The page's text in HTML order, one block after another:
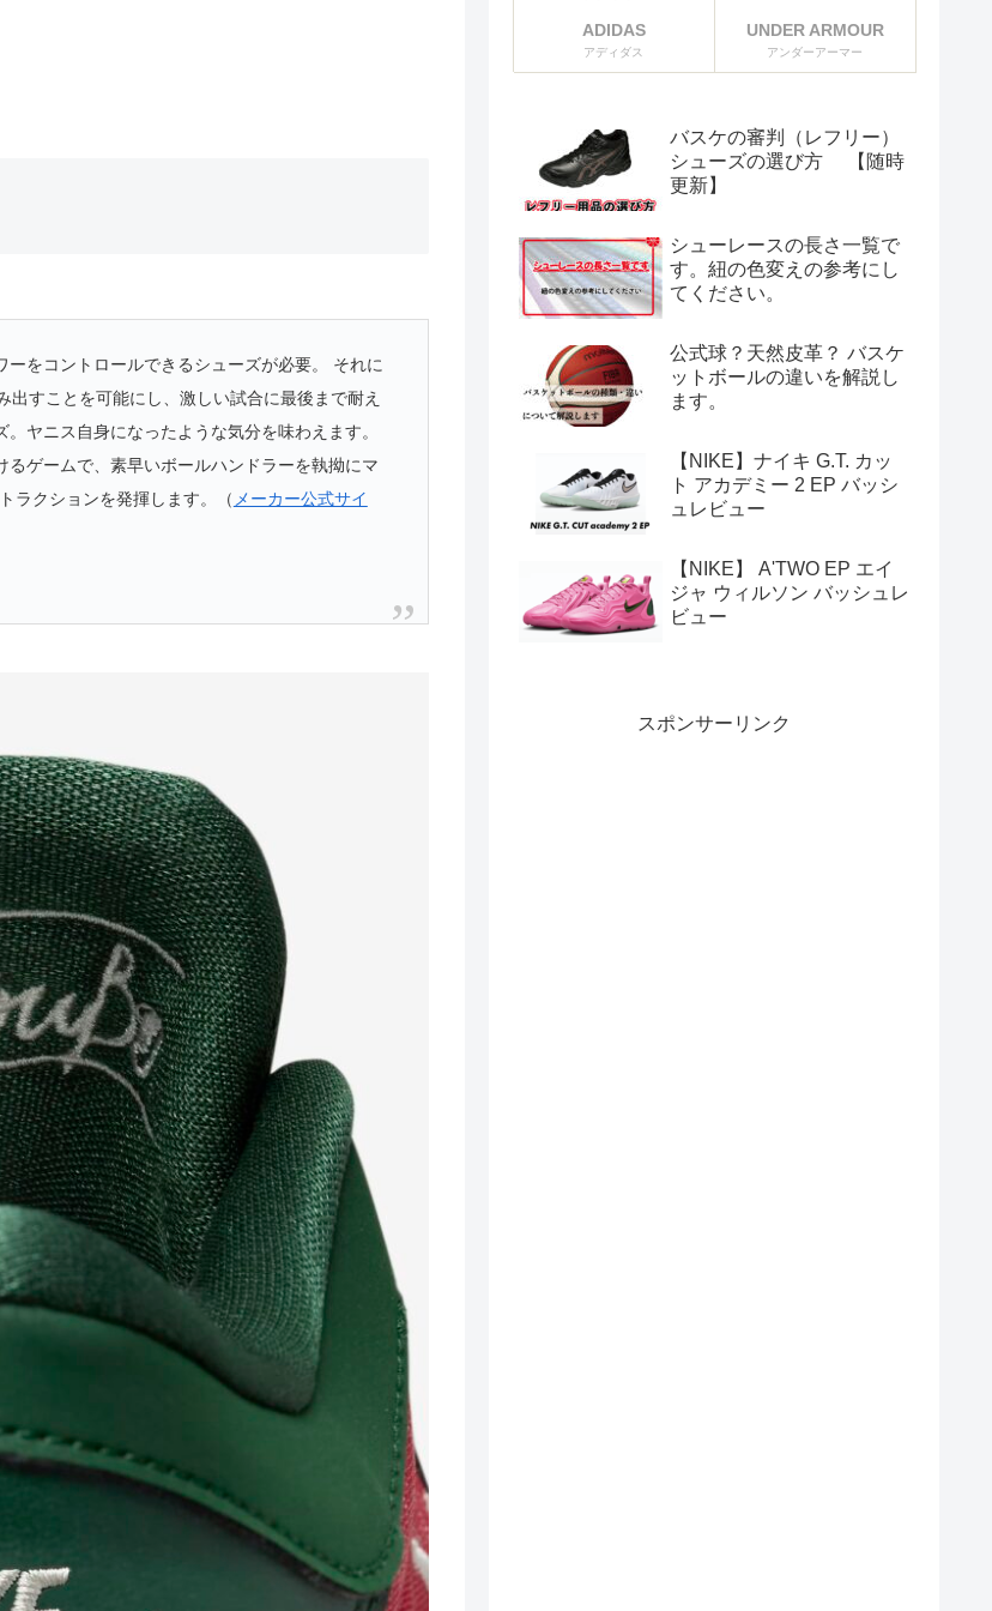
をコントロールできるシューズが必要。 それに
すことを可能にし、激しい試合に最後まで耐え
ヤニス自身になったような気分を味わえます。
ゲームで、素早いボールハンドラーを執拗にマ
ラクションを発揮します。（ メーカー公式サイ
ADIDAS
アディダス
UNDER ARMOUR
アンダーアーマー
バスケの審判（レフリー）
シューズの選び方 【随時
更新】
シューレースの長さ一覧で
す。紐の色変えの参考にし
てください。
公式球？天然皮革？ バスケ
ットボールの違いを解説し
ます。
【NIKE】ナイキ G.T. カッ
ト アカデミー 2 EP バッシ
ュレビュー
【NIKE】 A'TWO EP エイ
ジャ ウィルソン バッシュレ
ビュー
スポンサーリンク